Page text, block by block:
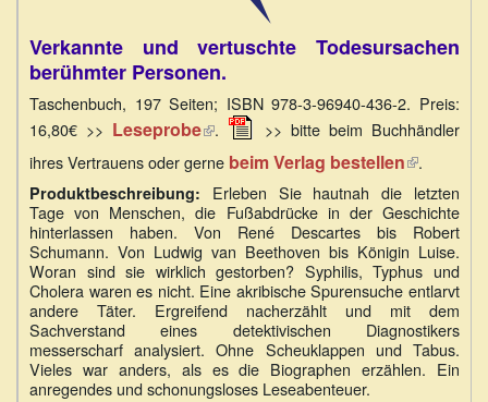
Verkannte und vertuschte Todesursachen
berühmter Personen.
Taschenbuch, 197 Seiten; ISBN 978-3-96940-436-2. Preis:
16,80€ >> Leseprobe(Link
extern)
.
>> bitte beim Buchhändler
ihres Vertrauens oder gerne beim Verlag bestellen(Link
ist
extern)
.
Produktbeschreibung: Erleben Sie hautnah die letzten
Tage von Menschen, die Fußabdrücke in der Geschichte
hinterlassen haben. Von René Descartes bis Robert
Schumann. Von Ludwig van Beethoven bis Königin Luise.
Woran sind sie wirklich gestorben? Syphilis, Typhus und
Cholera waren es nicht. Eine akribische Spurensuche entlarvt
andere Täter. Ergreifend nacherzählt und mit dem
Sachverstand eines detektivischen Diagnostikers
messerscharf analysiert. Ohne Scheuklappen und Tabus.
Vieles war anders, als es die Biographen erzählen. Ein
anregendes und schonungsloses Leseabenteuer.